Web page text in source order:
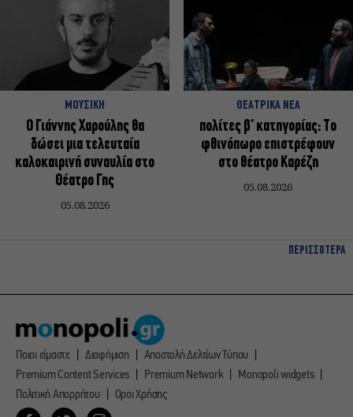
ΜΟΥΣΙΚΗ
Ο Γιάννης Χαρούλης θα
δώσει μια τελευταία
καλοκαιρινή συναυλία στο
Θέατρο Γης
05.08.2026
ΘΕΑΤΡΙΚΑ ΝΕΑ
πολίτες β’ κατηγορίας: Το
φθινόπωρο επιστρέφουν
στο θέατρο Καρέζη
05.08.2026
ΠΕΡΙΣΣΟΤΕΡΑ
Ποιοι είμαστε Διαφήμιση
Αποστολή Δελτίων Τύπου
Premium Content Services
Premium Network
Monopoli widgets
Πολιτική Απορρήτου
Οροι Χρήσης